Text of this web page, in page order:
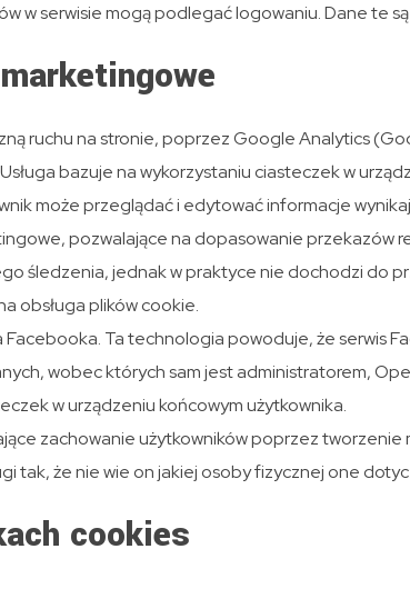
w serwisie mogą podlegać logowaniu. Dane te
ruchu na stronie, poprzez Google Analytics
bazuje na wykorzystaniu ciasteczek w
może przeglądać i edytować informacje
pozwalające na dopasowanie przekazów
śledzenia, jednak w praktyce nie dochodzi
obsługa plików cookie.
Ta technologia powoduje, że serwis
wobec których sam jest administratorem,
w urządzeniu końcowym użytkownika.
zachowanie użytkowników poprzez
tak, że nie wie on jakiej osoby fizycznej one
cookies